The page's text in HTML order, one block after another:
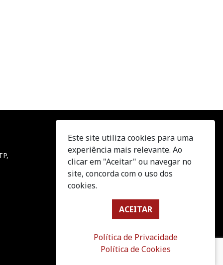
Este site utiliza cookies para uma
experiência mais relevante. Ao
clicar em "Aceitar" ou navegar no
site, concorda com o uso dos
cookies.
ACEITAR
Política de Privacidade
Política de Cookies
Acompanhe-nos